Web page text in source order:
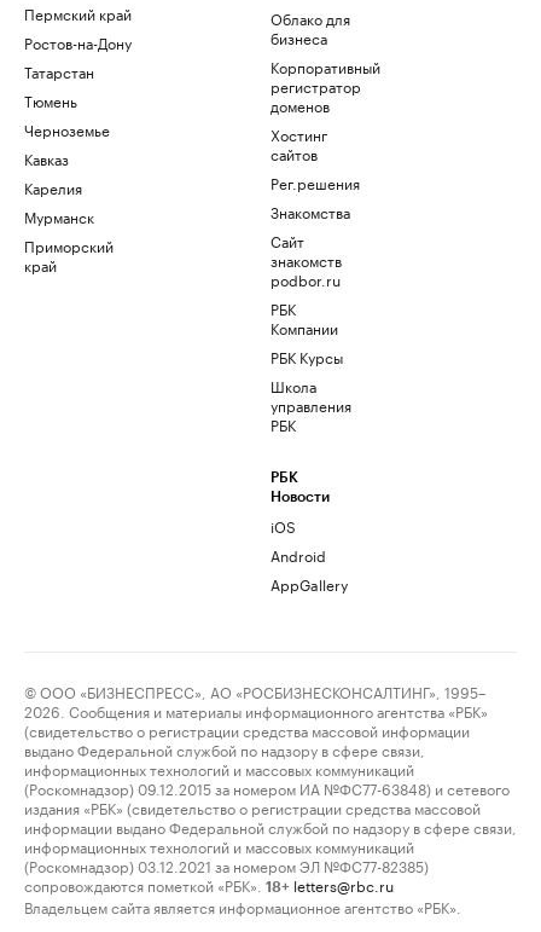
Пермский край
Ростов-на-Дону
Татарстан
Тюмень
Черноземье
Кавказ
Карелия
Мурманск
Приморский
край
Облако для
бизнеса
Корпоративный
регистратор
доменов
Хостинг
сайтов
Рег.решения
Знакомства
Сайт
знакомств
podbor.ru
РБК
Компании
РБК Курсы
Школа
управления
РБК
РБК
Новости
iOS
Android
AppGallery
© ООО «БИЗНЕСПРЕСС», АО «РОСБИЗНЕСКОНСАЛТИНГ», 1995–
2026. Сообщения и материалы информационного агентства «РБК»
(свидетельство о регистрации средства массовой информации
выдано Федеральной службой по надзору в сфере связи,
информационных технологий и массовых коммуникаций
(Роскомнадзор) 09.12.2015 за номером ИА №ФС77-63848) и сетевого
издания «РБК» (свидетельство о регистрации средства массовой
информации выдано Федеральной службой по надзору в сфере связи,
информационных технологий и массовых коммуникаций
(Роскомнадзор) 03.12.2021 за номером ЭЛ №ФС77-82385)
сопровождаются пометкой «РБК».
18+ letters@rbc.ru
Владельцем сайта является информационное агентство «РБК».